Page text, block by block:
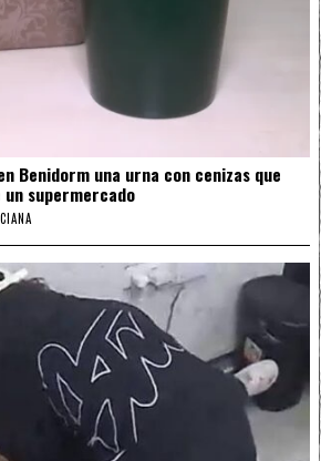
Benidorm una urna con cenizas que
supermercado